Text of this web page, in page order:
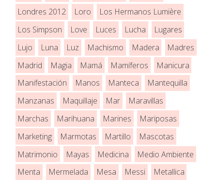
Londres 2012
Loro
Los Hermanos Lumière
Los Simpson
Love Luces Lucha
Lugares
Lujo
Luna Luz Machismo Madera
Madres
Madrid
Magia Mamá Mamíferos
Manicura
Manifestación
Manos Manteca
Mantequilla
Manzanas
Maquillaje Mar
Maravillas
Marchas
Marihuana Marines
Mariposas
Marketing
Marmotas Martillo
Mascotas
Matrimonio
Mayas Medicina
Medio Ambiente
Menta
Mermelada Mesa Messi
Metallica